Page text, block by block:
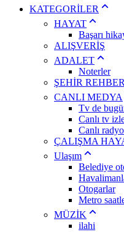
KATEGORİLER
HAYAT
Başarı
ALIŞVERİŞ
ADALET
Noterler
ŞEHİR
CANLI MEDYA
Tv de
Canlı tv
Canlı
ÇALIŞMA
Ulaşım
Belediye
Otogarlar
Metro
MÜZİK
ilahi